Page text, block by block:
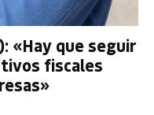
«Hay que seguir
fiscales